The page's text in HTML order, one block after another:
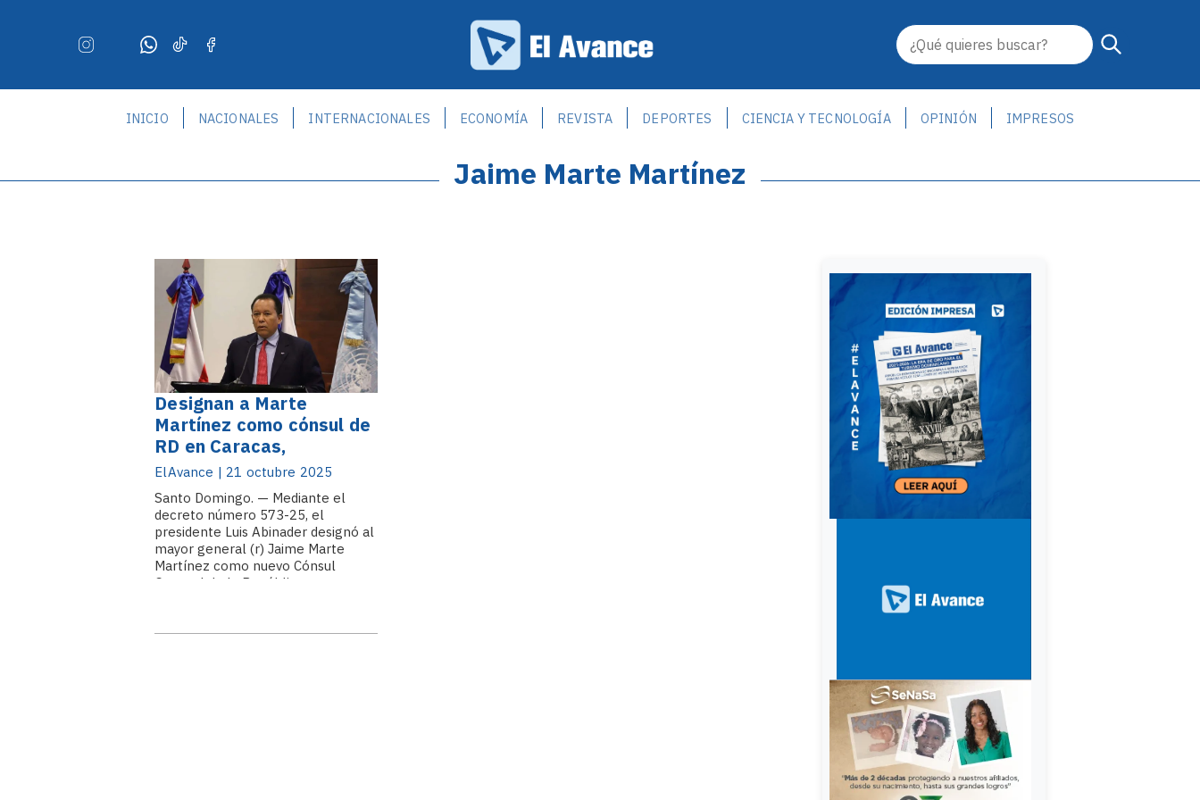
INICIO NACIONALES INTERNACIONALES ECONOMÍA REVISTA DEPORTES CIENCIA Y TECNOLOGÍA OPINIÓN IMPRESOS
Jaime Marte Martínez
Designan a Marte
Martínez como cónsul de
RD en Caracas,
Venezuela
ElAvance | 21 octubre 2025
Santo Domingo. — Mediante el
decreto número 573-25, el
presidente Luis Abinader designó al
mayor general (r) Jaime Marte
Martínez como nuevo Cónsul
General de la República
como presidente del